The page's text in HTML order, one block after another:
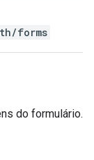
forms
do formulário.